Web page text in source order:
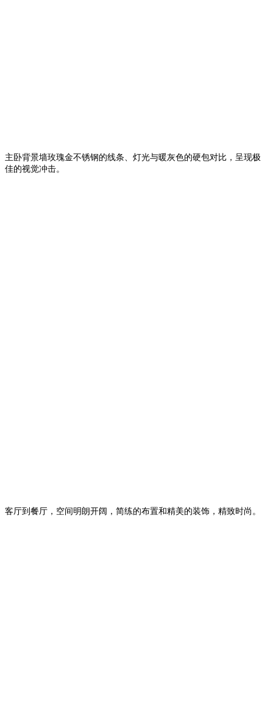
主卧背景墙玫瑰金不锈钢的线条、灯光与暖灰色的硬包对比，呈现极
佳的视觉冲击。
客厅到餐厅，空间明朗开阔，简练的布置和精美的装饰，精致时尚。